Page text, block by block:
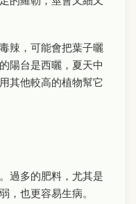
辣，可能會把葉子曬
陽台是西曬，夏天中
其他較高的植物幫它
過多的肥料，尤其是
，也更容易生病。